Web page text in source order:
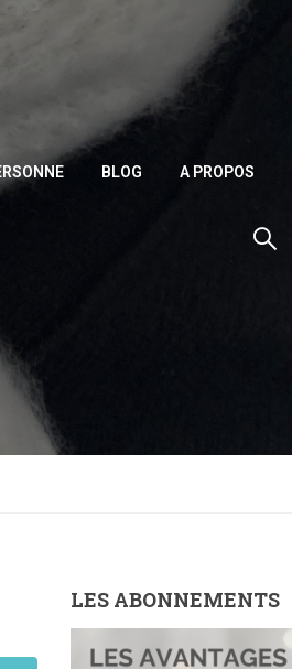
BLOG A PROPOS
LES ABONNEMENTS